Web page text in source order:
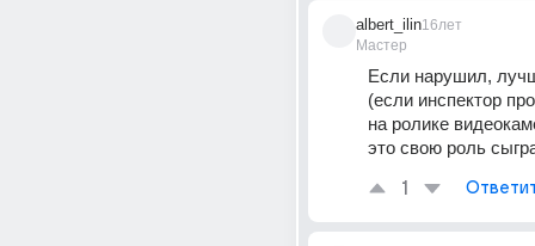
albert_ilin
Мастер
16лет
Если нарушил,
(если инспектор
на ролике
это свою роль
1